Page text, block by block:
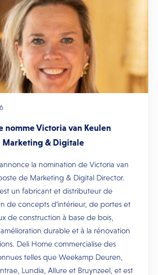
nomme Victoria van Keulen
Marketing & Digitale
la nomination de Victoria van
de Marketing & Digital Director.
un fabricant et distributeur de
de concepts d’intérieur, de portes et
de construction à base de bois,
durable et à la rénovation
Deli Home commercialise des
telles que Weekamp Deuren,
Lundia, Allure et Bruynzeel, et est